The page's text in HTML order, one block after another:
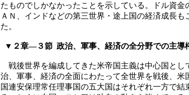
たものでしかなかったことを示している。ドル資
ＡＮ、インドなどの第三世界・途上国の経済成長
た。
▼２章―３節 政治、軍事、経済の全分野での主導
戦後世界を編成してきた米帝国主義は中心国とし
治、軍事、経済の全面にわたって全世界を戦後、
国連安保理常任理事国の五大国はそれぞれ一方で